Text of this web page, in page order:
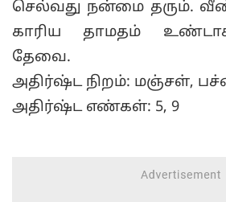
செல்வது நன்மை தரும்.
காரிய தாமதம்
தேவை.
அதிர்ஷ்ட நிறம்: மஞ்சள்,
அதிர்ஷ்ட எண்கள்: 5, 9